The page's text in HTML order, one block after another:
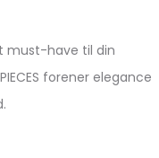
must-have til din
forener elegance